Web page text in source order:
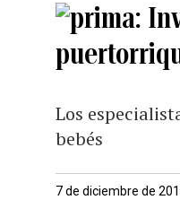
Los
bebés
7 de diciembre de